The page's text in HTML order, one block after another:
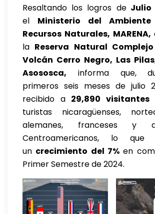
Resaltando los logros deJulio
el Ministerio del
Recursos Naturales, MARENA,
la Reserva Natural
Volcán Cerro Negro, Las
Asososca, informa que,
primeros seis meses de julio
recibido a 29,890 visitantes
turistas nicaragüenses,
alemanes, franceses y
Centroamericanos, lo que
un crecimiento del 7%en
Primer Semestre de 2024.